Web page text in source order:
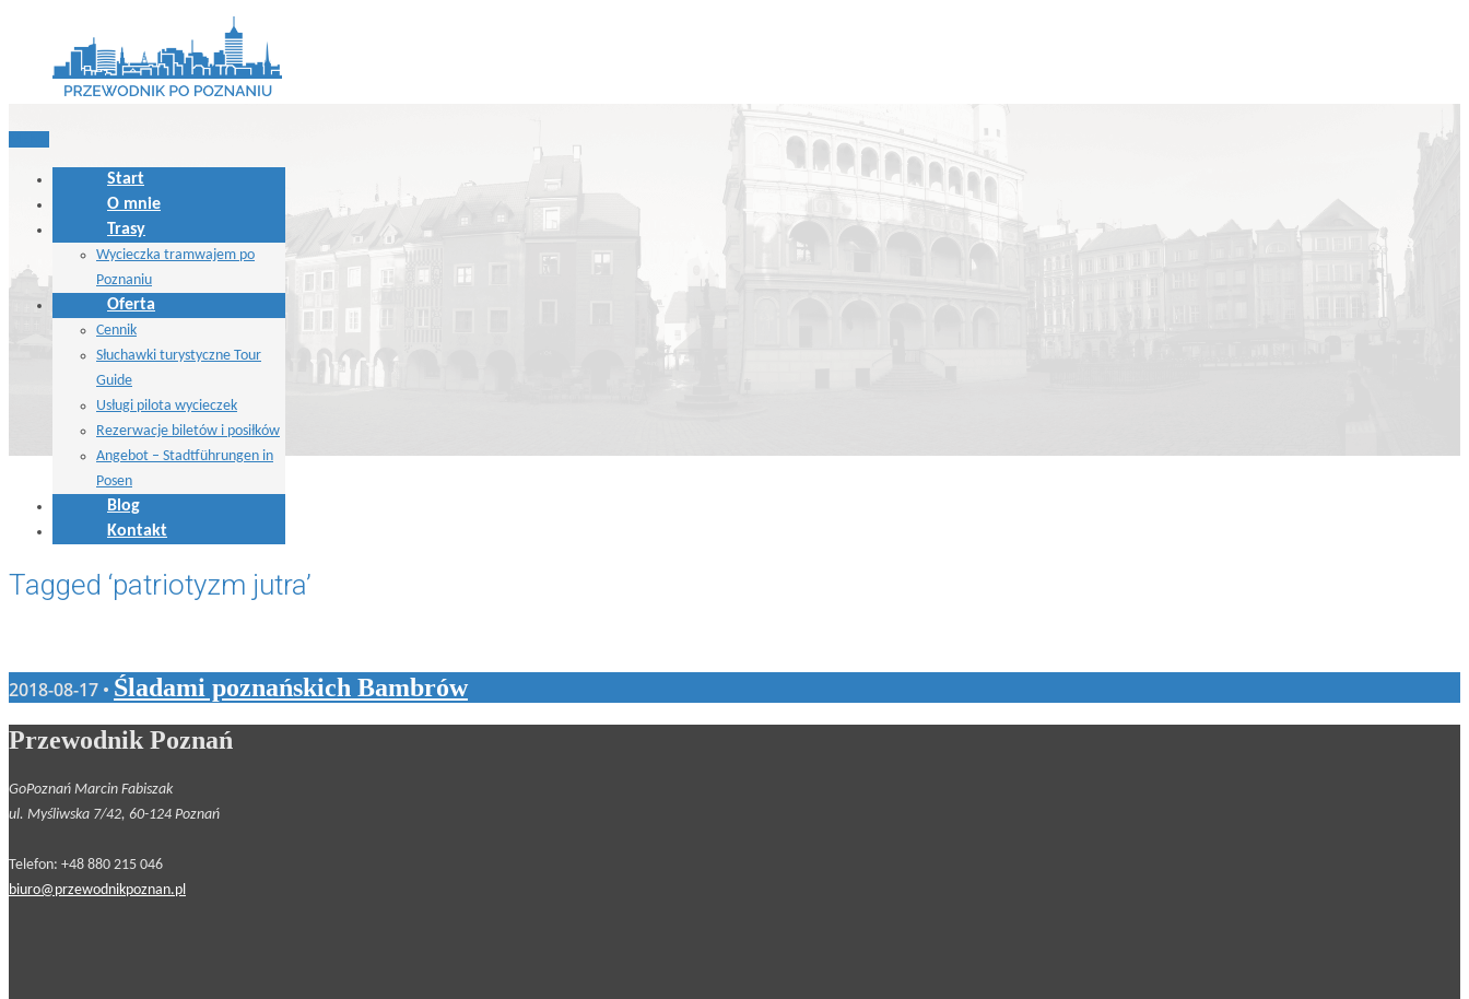
Start
O mnie
Trasy
Wycieczka tramwajem po
Poznaniu
Oferta
Cennik
Słuchawki turystyczne Tour
Guide
Usługi pilota wycieczek
Rezerwacje biletów i posiłków
Angebot – Stadtführungen in
Posen
Blog
Kontakt
Tagged ‘patriotyzm jutra’
2018-08-17 • Śladami poznańskich Bambrów
Przewodnik Poznań
GoPoznań Marcin Fabiszak
ul. Myśliwska 7/42, 60-124 Poznań
Telefon: +48 880 215 046
biuro@przewodnikpoznan.pl